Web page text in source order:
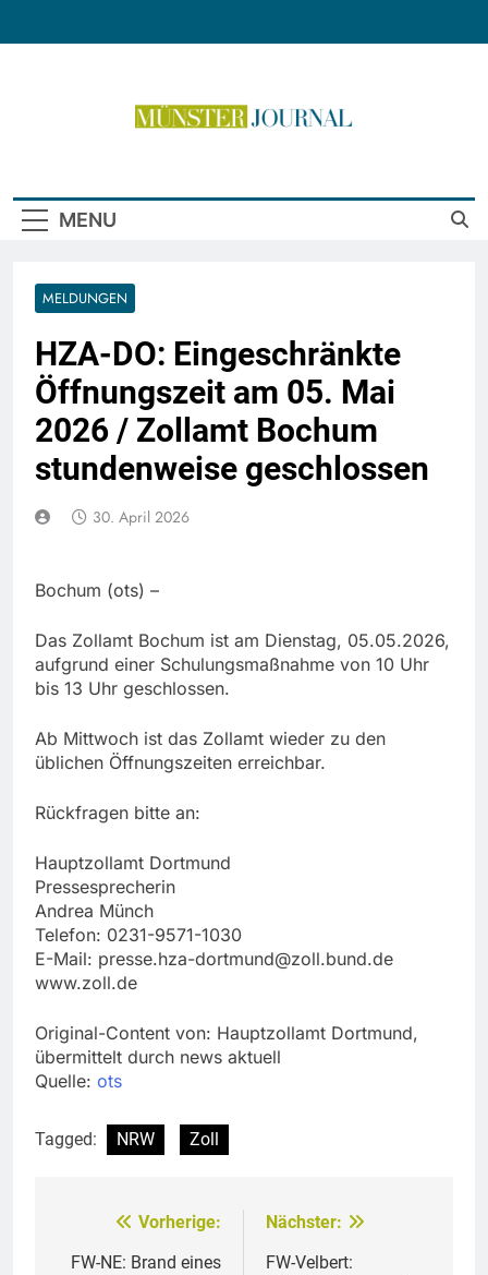
MENU
MELDUNGEN
HZA-DO: Eingeschränkte
Öffnungszeit am 05. Mai
2026 / Zollamt Bochum
stundenweise geschlossen
30. April 2026
Bochum (ots) –
Das Zollamt Bochum ist am Dienstag, 05.05.2026,
aufgrund einer Schulungsmaßnahme von 10 Uhr
bis 13 Uhr geschlossen.
Ab Mittwoch ist das Zollamt wieder zu den
üblichen Öffnungszeiten erreichbar.
Rückfragen bitte an:
Hauptzollamt Dortmund
Pressesprecherin
Andrea Münch
Telefon: 0231-9571-1030
E-Mail: presse.hza-dortmund@zoll.bund.de
www.zoll.de
Original-Content von: Hauptzollamt Dortmund,
übermittelt durch news aktuell
Quelle: ots
Tagged: NRW Zoll
Beitragsnavigation
Vorherige:
FW-NE: Brand eines
Nächster:
FW-Velbert: